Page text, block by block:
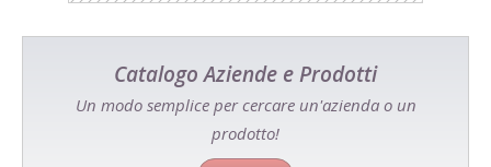
Catalogo Aziende e Prodotti
Un modo semplice per cercare un'azienda o un
prodotto!